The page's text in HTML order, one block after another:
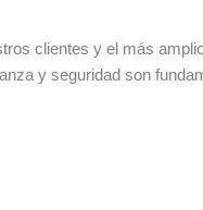
clientes y el más
y seguridad son